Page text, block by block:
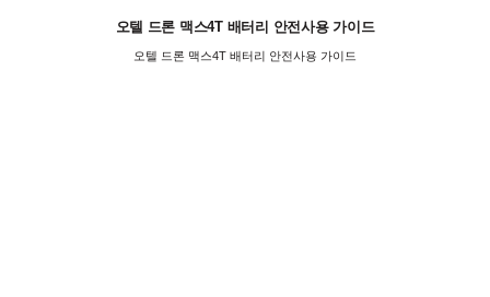
오텔 드론 맥스4T 배터리 안전사용 가이드
오텔 드론 맥스4T 배터리 안전사용 가이드